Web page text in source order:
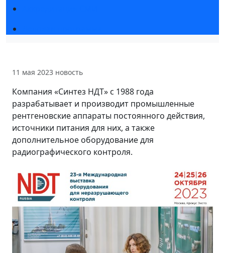
11 мая 2023 новость
Компания «Синтез НДТ» с 1988 года
разрабатывает и производит промышленные
рентгеновские аппараты постоянного действия,
источники питания для них, а также
дополнительное оборудование для
радиографического контроля.